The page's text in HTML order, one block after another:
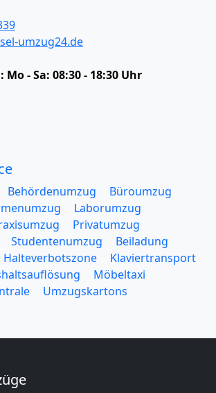
umzug24.de
Mo - Sa: 08:30 - 18:30 Uhr
Behördenumzug
Büroumzug
Laborumzug
Privatumzug
Studentenumzug
Beiladung
Halteverbotszone
Klaviertransport
Möbeltaxi
Umzugskartons